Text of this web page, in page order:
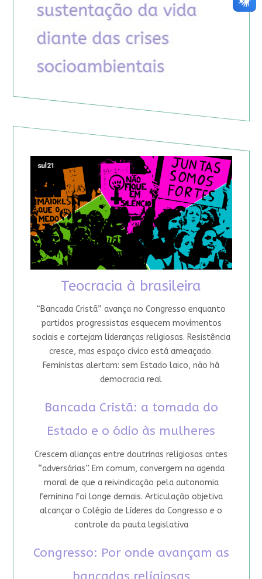
Teocracia à brasileira
“Bancada Cristã” avança no Congresso enquanto
partidos progressistas esquecem movimentos
sociais e cortejam lideranças religiosas. Resistência
cresce, mas espaço cívico está ameaçado.
Feministas alertam: sem Estado laico, não há
democracia real
Bancada Cristã: a tomada do
Estado e o ódio às mulheres
Crescem alianças entre doutrinas religiosas antes
“adversárias”. Em comum, convergem na agenda
moral de que a reivindicação pela autonomia
feminina foi longe demais. Articulação objetiva
alcançar o Colégio de Líderes do Congresso e o
controle da pauta legislativa
Congresso: Por onde avançam as